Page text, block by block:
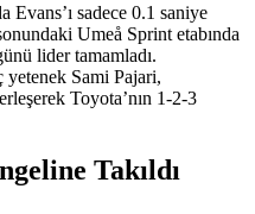
Evans’ı sadece 0.1 saniye
Umeå Sprint etabında
lider tamamladı.
yetenek Sami Pajari,
Toyota’nın 1-2-3
Takıldı